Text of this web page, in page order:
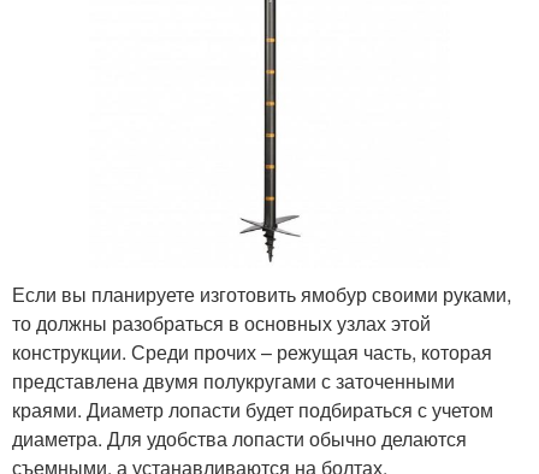
Если вы планируете изготовить ямобур своими руками,
то должны разобраться в основных узлах этой
конструкции. Среди прочих – режущая часть, которая
представлена двумя полукругами с заточенными
краями. Диаметр лопасти будет подбираться с учетом
диаметра. Для удобства лопасти обычно делаются
съемными, а устанавливаются на болтах.